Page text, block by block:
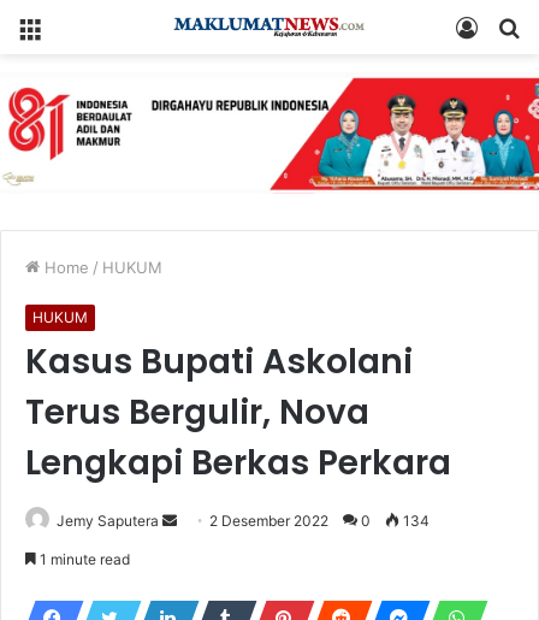
Log
Home / HUKUM
HUKUM
Kasus Bupati Askolani
Terus Bergulir, Nova
Lengkapi Berkas Perkara
Jemy Saputera
Send 2 Desember 2022 0 134
1 minute read